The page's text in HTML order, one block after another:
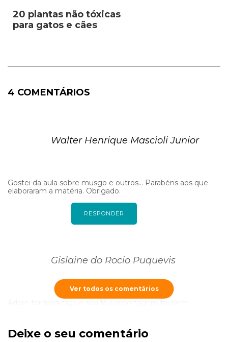
20 plantas não tóxicas
para gatos e cães
4 COMENTÁRIOS
Walter Henrique Mascioli Junior
Gostei da aula sobre musgo e outros… Parabéns aos que
elaboraram a matéria. Obrigado.
RESPONDER
Gislaine do Rocio Puquevis
Ver todos os comentários
Deixe o seu comentário